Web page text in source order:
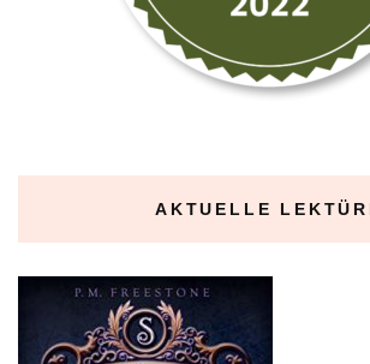
AKTUELLE